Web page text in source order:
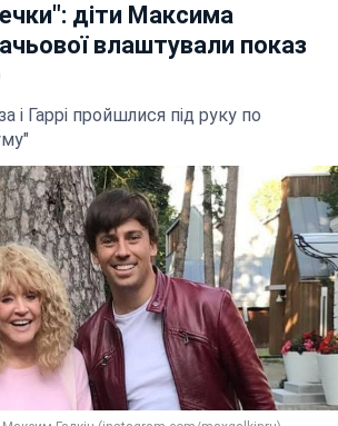
діти Максима
влаштували показ
і Гаррі пройшлися під руку по